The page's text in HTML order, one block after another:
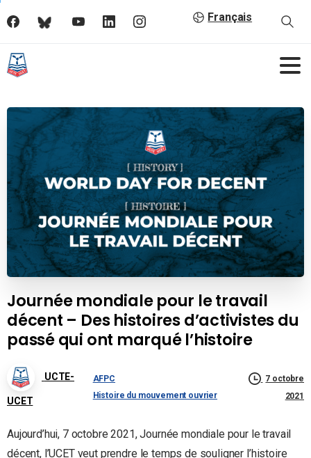
Français
Journée mondiale pour le travail
décent – Des histoires d’activistes du
passé qui ont marqué l’histoire
UCTE-
UCET
AFPC
Histoire du mouvement ouvrier
7 octobre
2021
Aujourd’hui, 7 octobre 2021, Journée mondiale pour le travail
décent, l’UCET veut prendre le temps de souligner l’histoire